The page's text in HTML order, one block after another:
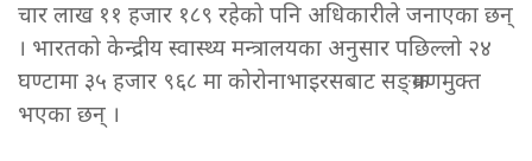
चार लाख ११ हजार १८९ रहेको पनि अधिकारीले जनाएका छन्
। भारतको केन्द्रीय स्वास्थ्य मन्त्रालयका अनुसार पछिल्लो २४
घण्टामा ३५ हजार ९६८ मा कोरोनाभाइरसबाट सङ्क्रमणमुक्त
भएका छन् ।